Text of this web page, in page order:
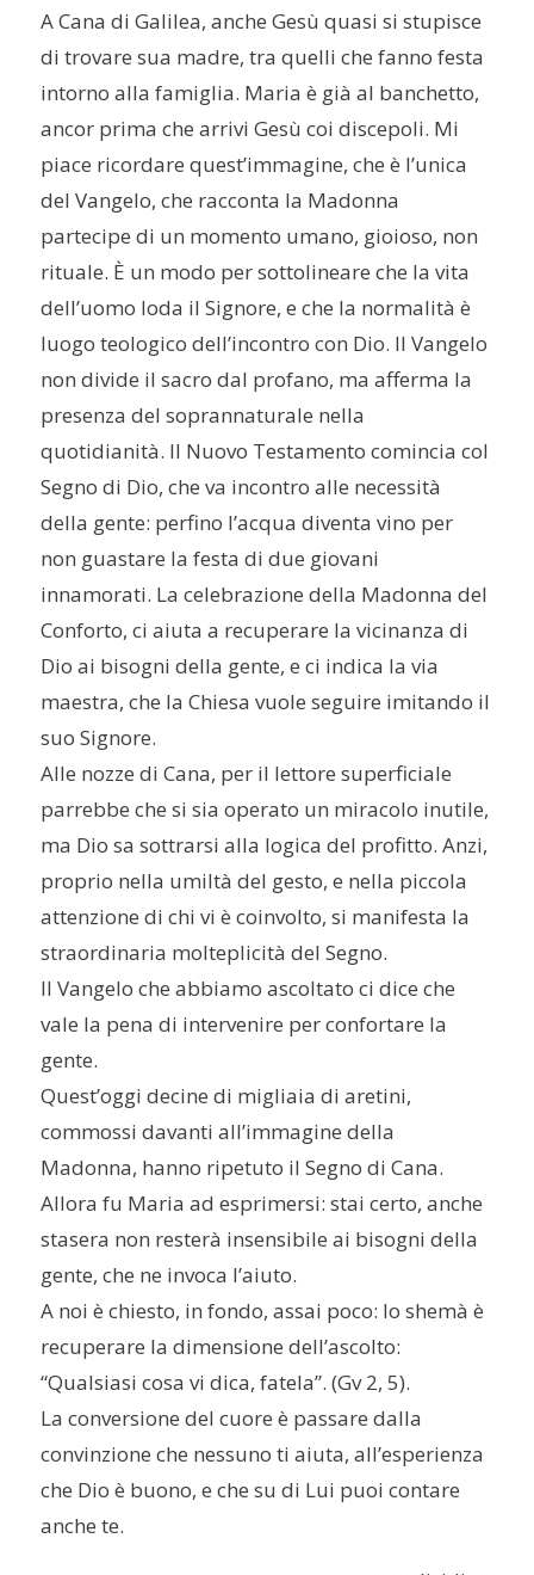
A Cana di Galilea, anche Gesù quasi si stupisce
di trovare sua madre, tra quelli che fanno festa
intorno alla famiglia. Maria è già al banchetto,
ancor prima che arrivi Gesù coi discepoli. Mi
piace ricordare quest’immagine, che è l’unica
del Vangelo, che racconta la Madonna
partecipe di un momento umano, gioioso, non
rituale. È un modo per sottolineare che la vita
dell’uomo loda il Signore, e che la normalità è
luogo teologico dell’incontro con Dio. Il Vangelo
non divide il sacro dal profano, ma afferma la
presenza del soprannaturale nella
quotidianità. Il Nuovo Testamento comincia col
Segno di Dio, che va incontro alle necessità
della gente: perfino l’acqua diventa vino per
non guastare la festa di due giovani
innamorati. La celebrazione della Madonna del
Conforto, ci aiuta a recuperare la vicinanza di
Dio ai bisogni della gente, e ci indica la via
maestra, che la Chiesa vuole seguire imitando il
suo Signore.
Alle nozze di Cana, per il lettore superficiale
parrebbe che si sia operato un miracolo inutile,
ma Dio sa sottrarsi alla logica del profitto. Anzi,
proprio nella umiltà del gesto, e nella piccola
attenzione di chi vi è coinvolto, si manifesta la
straordinaria molteplicità del Segno.
Il Vangelo che abbiamo ascoltato ci dice che
vale la pena di intervenire per confortare la
gente.
Quest’oggi decine di migliaia di aretini,
commossi davanti all’immagine della
Madonna, hanno ripetuto il Segno di Cana.
Allora fu Maria ad esprimersi: stai certo, anche
stasera non resterà insensibile ai bisogni della
gente, che ne invoca l’aiuto.
A noi è chiesto, in fondo, assai poco: lo shemà è
recuperare la dimensione dell’ascolto:
“Qualsiasi cosa vi dica, fatela”. (Gv 2, 5).
La conversione del cuore è passare dalla
convinzione che nessuno ti aiuta, all’esperienza
che Dio è buono, e che su di Lui puoi contare
anche te.